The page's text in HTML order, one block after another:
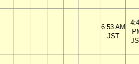
6:53 AM
JST